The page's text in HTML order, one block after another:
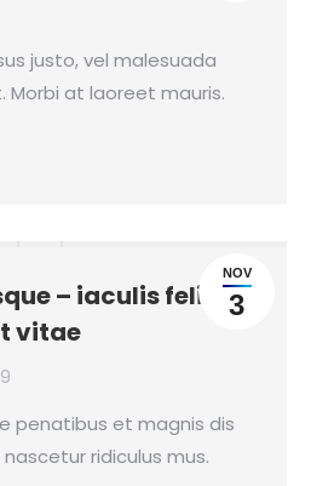
justo, vel malesuada
at laoreet mauris.
NOV
3
– iaculis felis
vitae
penatibus et magnis dis
ridiculus mus.